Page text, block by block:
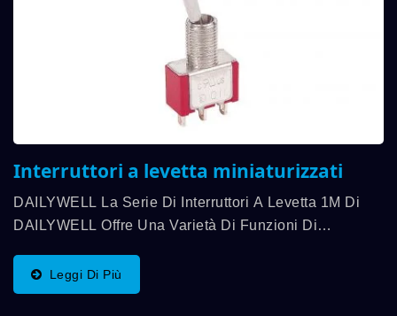
Interruttori a levetta miniaturizzati
DAILYWELL La Serie Di Interruttori A Levetta 1M Di
DAILYWELL Offre Una Varietà Di Funzioni Di
Capacità Di Contatto Fino A 5A Con Certificazione UL
E Conformità...
Leggi Di Più